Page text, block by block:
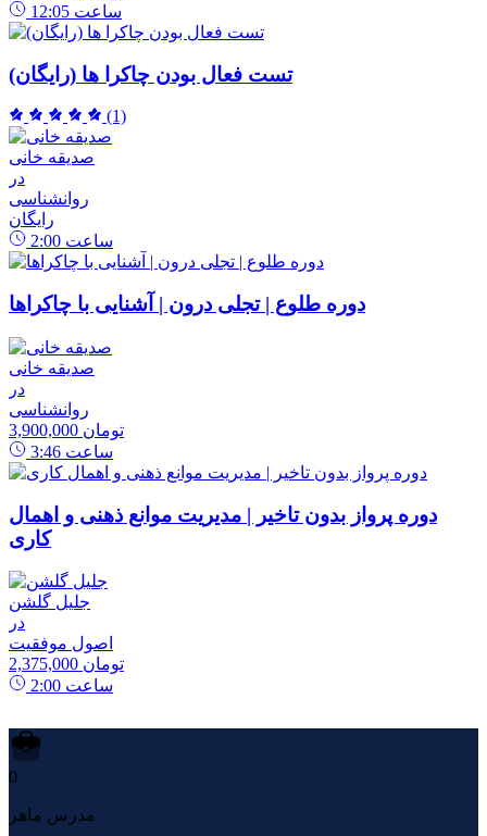
12:05 ساعت
تست فعال بودن چاکرا ها (رایگان)
(1)
صدیقه خانی
در
روانشناسی
رایگان
2:00 ساعت
دوره طلوع | تجلی درون | آشنایی با چاکراها
صدیقه خانی
در
روانشناسی
3,900,000 تومان
3:46 ساعت
دوره پرواز بدون تاخیر | مدیریت موانع ذهنی و اهمال
کاری
جلیل گلشن
در
اصول موفقیت
2,375,000 تومان
2:00 ساعت
0
مدرس ماهر